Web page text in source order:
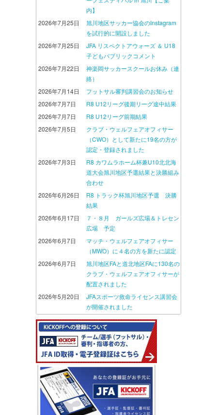
内】
2026年7月25日
旭川地区サッカー協会のInstagram
を試行的に開設しました
2026年7月25日
JFA リスペクトアウォーズ ＆ U18
子どもパブリックコメント
2026年7月22日
神楽岡サッカースクールお休み（連
絡）
2026年7月14日
フットサル審判講習会のお知らせ
2026年7月7日
R8 U12リーグ後期リーグ途中結果
2026年7月7日
R8 U12リーグ前期結果
2026年7月5日
クラブ・ウェルフェアオフィサー
（CWO）として新たに19名の方が
認定・登録されました
2026年7月3日
R8 カワムラホーム杯兼U10北北海
道大会旭川地区予選結果と決勝組み
合わせ
2026年6月26日
R8 トラック杯旭川地区予選 決勝
結果
2026年6月17日
７・８月 ガールズ広場＆トレセン
広場 予定
2026年6月7日
マッチ・ウェルフェアオフィサー
（MWO）に４名の方を新たに認定
2026年6月7日
旭川地区FAと道北地区FAに130名の
クラブ・ウェルフェアオフィサーが
配置されました
2026年5月20日
JFAスポーツ救命ライセンス講習会
が開催されました